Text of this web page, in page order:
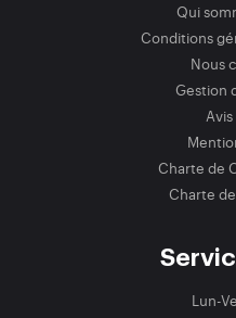
Qui
Conditions
Nous
Gestion
Charte de
Charte
Lun-